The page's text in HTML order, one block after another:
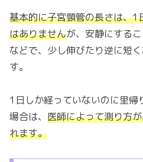
基本的に子宮頸管の長さは、1
はありませんが、安静にする
などで、少し伸びたり逆に短
す。
1日しか経っていないのに里帰
場合は、 医師によって測り方
れます。